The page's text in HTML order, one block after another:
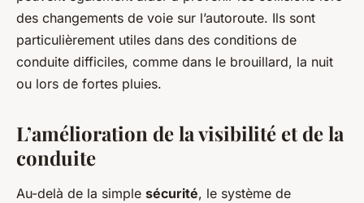
des changements de voie sur l’autoroute. Ils sont
particulièrement utiles dans des conditions de
conduite difficiles, comme dans le brouillard, la nuit
ou lors de fortes pluies.
L’amélioration de la visibilité et de la
conduite
Au-delà de la simple sécurité, le système de